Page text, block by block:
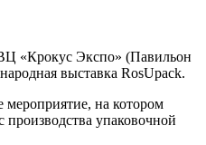
«Крокус Экспо» (Павильон
выставка RosUpack.
мероприятие, на котором
производства упаковочной